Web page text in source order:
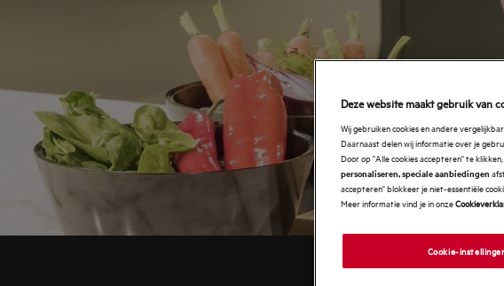
Deze website maakt gebruik van
Wij gebruiken cookies en andere
Daarnaast delen wij informatie over je
Door op "Alle cookies accepteren" te
personaliseren, speciale aanbiedingen
accepteren" blokkeer je niet-essentiële
Meer informatie vind je in onze
Cookie-